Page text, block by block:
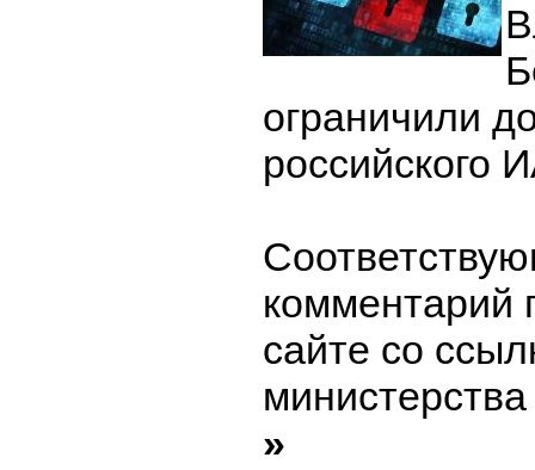
ограничили
российского
комментарий
сайте со
»